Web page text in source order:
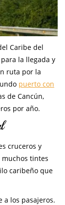
Caribe del
la llegada y
ruta por la
puerto con
de Cancún,
por año.
cruceros y
tintes
caribeño que
a los pasajeros.